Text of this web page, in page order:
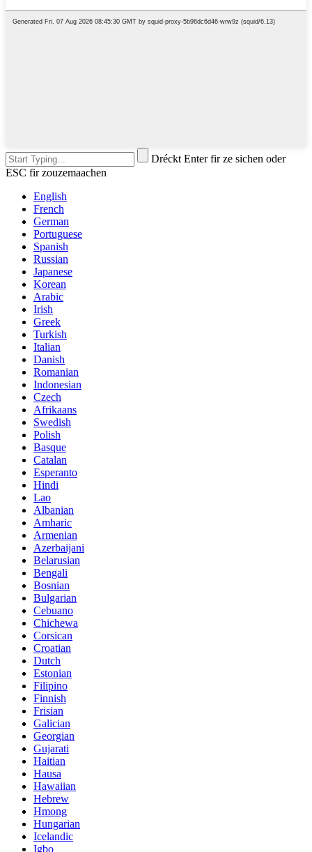
Dréckt Enter fir ze sichen oder
ESC fir zouzemaachen
English
French
German
Portuguese
Spanish
Russian
Japanese
Korean
Arabic
Irish
Greek
Turkish
Italian
Danish
Romanian
Indonesian
Czech
Afrikaans
Swedish
Polish
Basque
Catalan
Esperanto
Hindi
Lao
Albanian
Amharic
Armenian
Azerbaijani
Belarusian
Bengali
Bosnian
Bulgarian
Cebuano
Chichewa
Corsican
Croatian
Dutch
Estonian
Filipino
Finnish
Frisian
Galician
Georgian
Gujarati
Haitian
Hausa
Hawaiian
Hebrew
Hmong
Hungarian
Icelandic
Igbo